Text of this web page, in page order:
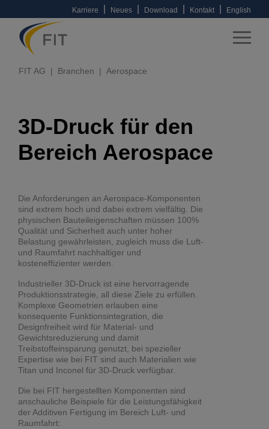
Karriere Neues Download Kontakt English
FIT AG Branchen Aerospace
3D-Druck für den
Bereich Aerospace
Die Anforderungen an Aerospace-Komponenten
sind extrem hoch und dabei extrem vielfältig. Die
physischen Bauteileigenschaften müssen 100%
Qualität und Sicherheit auch unter hoher
Belastung gewährleisten, zugleich muss die Luft-
und Raumfahrt nachhaltiger und
kosteneffizienter werden.
Industrieller 3D-Druck ist eine hervorragende
Produktionsstrategie, all diese Ziele zu erfüllen.
Komplexe Geometrien erlauben eine
konsequente Funktionsintegration, die
Designfreiheit wird für Material- und
Gewichtsreduzierung und damit
Treibstoffeinsparung genutzt, bei spezieller
Expertise wie bei FIT sind auch Materialien wie
Titan und Inconel für 3D-Druck verfügbar.
Die bei FIT hergestellten Komponenten sind
anschauliche Beispiele für die Leistungsfähigkeit
der Additiven Fertigung im Bereich Luft- und
Raumfahrt: